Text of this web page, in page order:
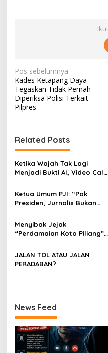
N
a
v
i
a
s
i
o
Pos sebelumnya
Kades Ketapang Daya
Tegaskan Tidak Pernah
Diperiksa Polisi Terkait
Pilpres
Related Posts
Ketika Wajah Tak Lagi
Menjadi Bukti AI, Video Call,
Digital Oleh: Ardy Mu’tamar
Ketua Umum PJI: “Pak
Presiden, Jurnalis Bukan
Menyibak Jejak
“Perdamaian Koto Piliang”:
Bapaneh di Nagari
Simawang
JALAN TOL ATAU JALAN
PERADABAN?
News Feed